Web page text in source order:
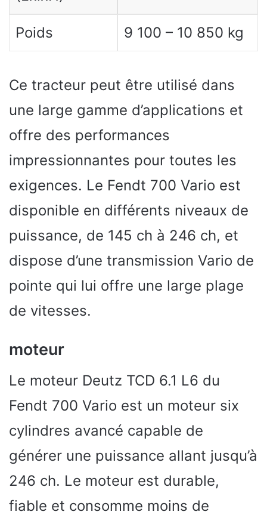
Poids 9 100 – 10 850 kg
Ce tracteur peut être utilisé dans
une large gamme d’applications et
offre des performances
impressionnantes pour toutes les
exigences. Le Fendt 700 Vario est
disponible en différents niveaux de
puissance, de 145 ch à 246 ch, et
dispose d’une transmission Vario de
pointe qui lui offre une large plage
de vitesses.
moteur
Le moteur Deutz TCD 6.1 L6 du
Fendt 700 Vario est un moteur six
cylindres avancé capable de
générer une puissance allant jusqu’à
246 ch. Le moteur est durable,
fiable et consomme moins de